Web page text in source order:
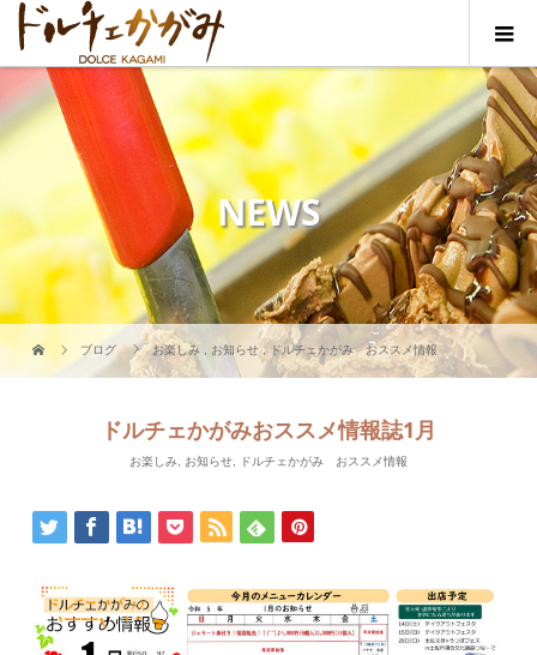
NEWS
ブログ お楽しみ お知らせ , ドルチェかがみ おススメ情報
ドルチェかがみおススメ情報誌1月
お楽しみ お知らせ ドルチェかがみ おススメ情報